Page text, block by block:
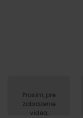
Prosím, pre
zobrazenie
videa,